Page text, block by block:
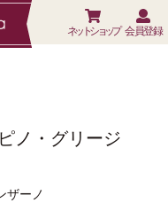
会員登録
ネットショップ
ノ・グリージ
ザーノ